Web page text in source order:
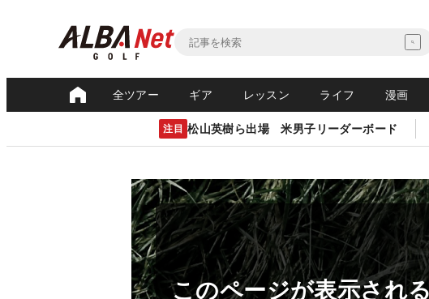
全ツアー ギア レッスン ライフ 漫画
注目 松山英樹ら出場 米男子リーダーボード
このページが表示され